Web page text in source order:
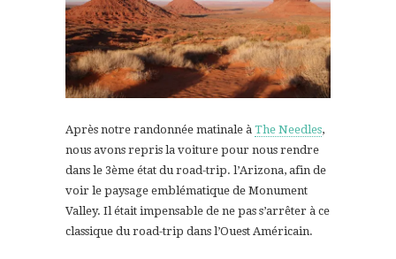
Après notre randonnée matinale à The Needles,
nous avons repris la voiture pour nous rendre
dans le 3ème état du road-trip. l’Arizona, afin de
voir le paysage emblématique de Monument
Valley. Il était impensable de ne pas s’arrêter à ce
classique du road-trip dans l’Ouest Américain.